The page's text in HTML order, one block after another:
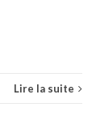
Lire la suite